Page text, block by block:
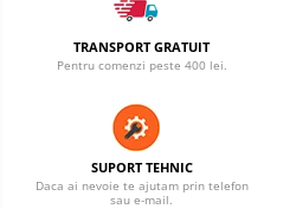
TRANSPORT GRATUIT
Pentru comenzi peste 400 lei.
SUPORT TEHNIC
Daca ai nevoie te ajutam prin telefon
sau e-mail.